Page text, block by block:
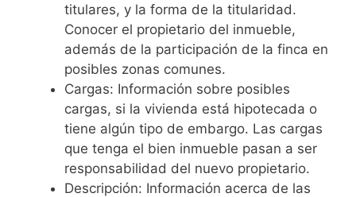
titulares, y la forma de la titularidad.
Conocer el propietario del inmueble,
además de la participación de la finca en
posibles zonas comunes.
Cargas: Información sobre posibles
cargas, si la vivienda está hipotecada o
tiene algún tipo de embargo. Las cargas
que tenga el bien inmueble pasan a ser
responsabilidad del nuevo propietario.
Descripción: Información acerca de las